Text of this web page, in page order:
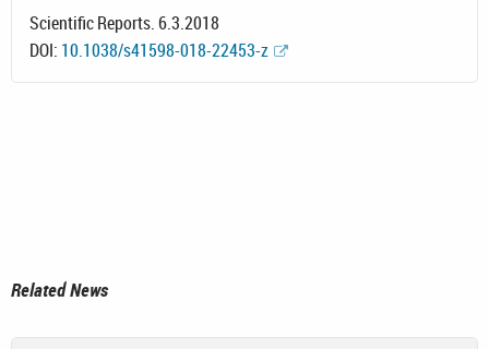
Scientific Reports. 6.3.2018
DOI: 10.1038/s41598-018-22453-z
Related News